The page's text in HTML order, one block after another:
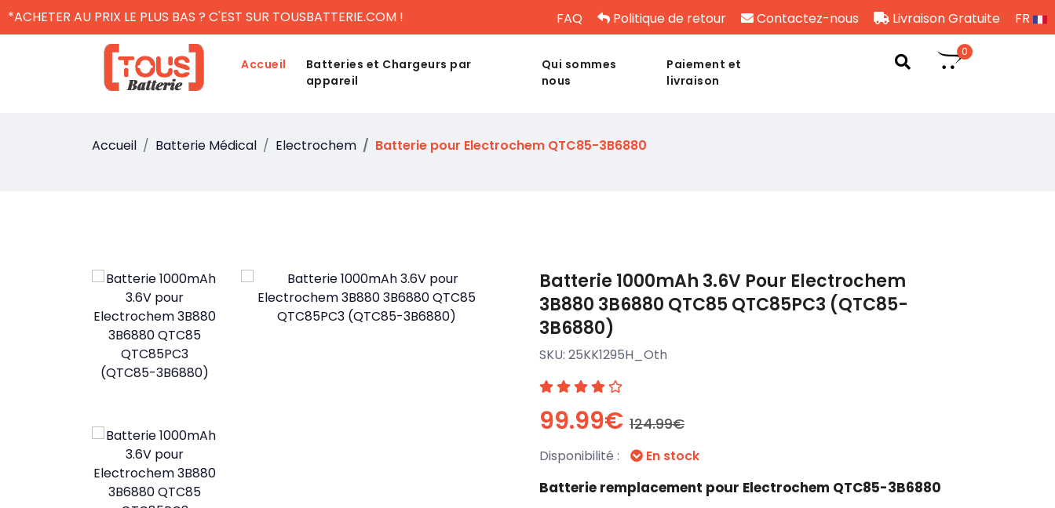
*ACHETER AU PRIX LE PLUS BAS ? C'EST SUR TOUSBATTERIE.COM ! FAQ Politique de retour Contactez-nous Livraison Gratuite FR
Accueil
Batteries et Chargeurs par
appareil
Qui sommes
nous
Paiement et
livraison
0
Accueil Batterie Médical Electrochem Batterie pour Electrochem QTC85-3B6880
Batterie 1000mAh 3.6V Pour Electrochem
3B880 3B6880 QTC85 QTC85PC3 (QTC85-
3B6880)
SKU: 25KK1295H_Oth
99.99€ 124.99€
Disponibilité : En stock
Batterie remplacement pour Electrochem QTC85-3B6880